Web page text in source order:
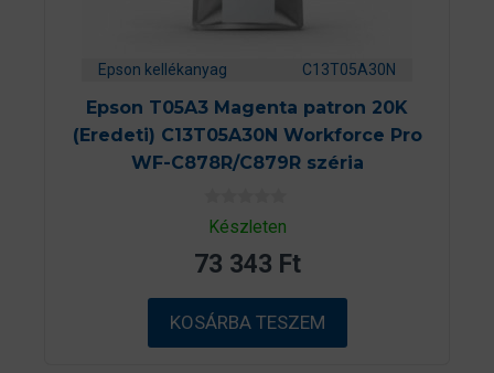
Epson kellékanyag C13T05A30N
Epson T05A3 Magenta patron 20K
(Eredeti) C13T05A30N Workforce Pro
WF-C878R/C879R széria
0
a
5
b
ő
l
Készleten
73 343 Ft
KOSÁRBA TESZEM